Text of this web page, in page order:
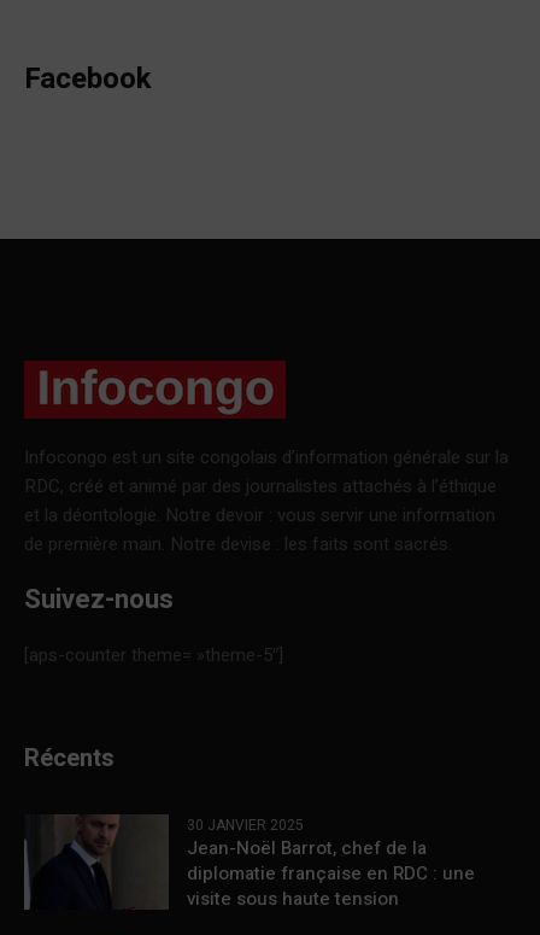
Facebook
Infocongo est un site congolais d’information générale sur la
RDC, créé et animé par des journalistes attachés à l’éthique
et la déontologie. Notre devoir : vous servir une information
de première main. Notre devise : les faits sont sacrés.
Suivez-nous
[aps-counter theme= »theme-5″]
Récents
30 JANVIER 2025
Jean-Noël Barrot, chef de la
diplomatie française en RDC : une
visite sous haute tension